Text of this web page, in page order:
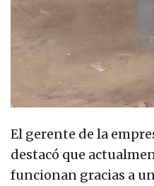
El gerente de la
destacó que
funcionan gracias a